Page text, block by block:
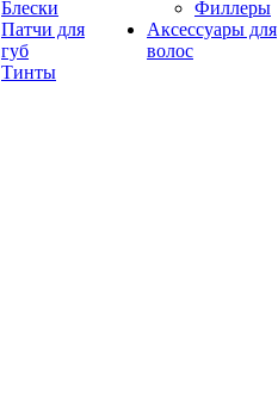
Блески
Патчи для
губ
Тинты
Филлеры
Аксессуары для
волос